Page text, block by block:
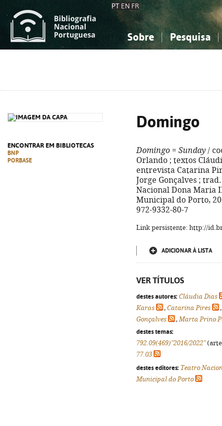
PT EN FR
Sobre Pesquisa
ENCONTRAR EM BIBLIOTECAS
BNP
PORBASE
Domingo
Domingo = Sunday /
Orlando ; textos
entrevista Catarina
Jorge Gonçalves ;
Nacional Dona Maria
Municipal do Porto,
972-9332-80-7
Link persistente: http://
ADICIONAR À LISTA
VER TÍTULOS
destes autores: Cláudia Dias
Karas
, Catarina Pires
Gonçalves
,Marta Prino
destes temas:
792.09(469)"2016/2022"
77.03
destes editores: Teatro
Municipal do Porto